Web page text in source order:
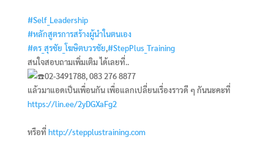
#Self_Leadership
#หลักสูตรการสร้างผู้นำในตนเอง
#ดร_สุรชัย_โฆษิตบวรชัย,#StepPlus_Training
สนใจสอบถามเพิ่มเติม ได้เลยที่..
02-3491788, 083 276 8877
แล้วมาแอดเป็นเพื่อนกัน เพื่อแลกเปลี่ยนเรื่องราวดี ๆ กันนะคะที่
https://lin.ee/2yDGXaFg2
หรือที่ http://stepplustraining.com